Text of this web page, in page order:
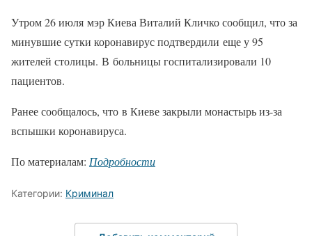
Утром 26 июля мэр Киева Виталий Кличко сообщил, что за
минувшие сутки коронавирус подтвердили еще у 95
жителей столицы. В больницы госпитализировали 10
пациентов.
Ранее сообщалось, что в Киеве закрыли монастырь из-за
вспышки коронавируса.
По материалам: Подробности
Категории: Криминал